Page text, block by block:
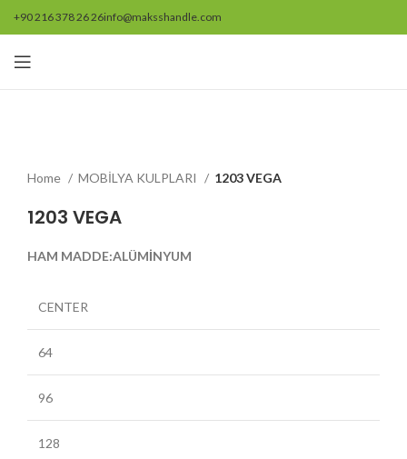
+90 216 378 26 26info@maksshandle.com
Home
MOBİLYA KULPLARI 1203 VEGA
1203 VEGA
HAM MADDE:ALÜMİNYUM
CENTER
64
96
128